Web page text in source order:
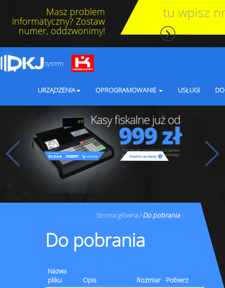
Masz problem
informatyczny? Zostaw
numer, oddzwonimy!
URZĄDZENIA OPROGRAMOWANIE USŁUGI
Strona główna Do pobrania
Do pobrania
Nazwa
pliku
Opis Rozmiar
Pobierz